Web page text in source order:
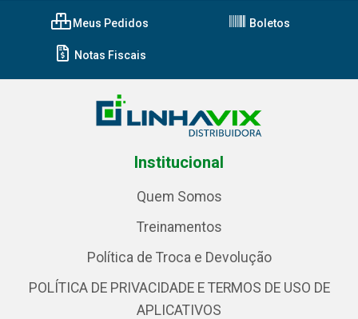
Meus Pedidos Boletos
Notas Fiscais
Institucional
Quem Somos
Treinamentos
Política de Troca e Devolução
POLÍTICA DE PRIVACIDADE E TERMOS DE USO DE
APLICATIVOS